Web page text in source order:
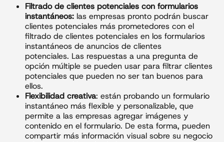
Filtrado de clientes potenciales con formularios
instantáneos: las empresas pronto podrán buscar
clientes potenciales más prometedores con el
filtrado de clientes potenciales en los formularios
instantáneos de anuncios de clientes
potenciales. Las respuestas a una pregunta de
opción múltiple se pueden usar para filtrar clientes
potenciales que pueden no ser tan buenos para
ellos.
Flexibilidad creativa: están probando un formulario
instantáneo más flexible y personalizable, que
permite a las empresas agregar imágenes y
contenido en el formulario. De esta forma, pueden
compartir más información visual sobre su negocio